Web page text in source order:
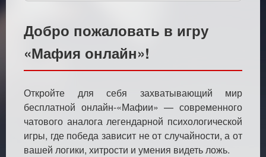
Добро пожаловать в игру
«Мафия онлайн»!
Откройте для себя захватывающий мир
бесплатной онлайн-«Мафии» — современного
чатового аналога легендарной психологической
игры, где победа зависит не от случайности, а от
вашей логики, хитрости и умения видеть ложь.